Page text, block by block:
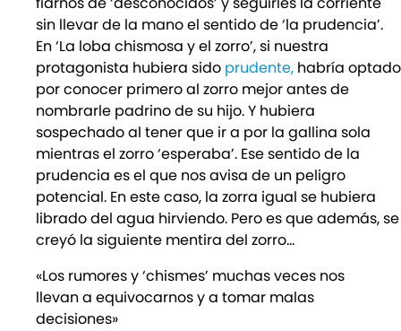
sin llevar de la mano el sentido de ‘la prudencia’.
En ‘La loba chismosa y el zorro’, si nuestra
protagonista hubiera sido prudente, habría optado
por conocer primero al zorro mejor antes de
nombrarle padrino de su hijo. Y hubiera
sospechado al tener que ir a por la gallina sola
mientras el zorro ‘esperaba’. Ese sentido de la
prudencia es el que nos avisa de un peligro
potencial. En este caso, la zorra igual se hubiera
librado del agua hirviendo. Pero es que además, se
creyó la siguiente mentira del zorro…
«Los rumores y ‘chismes’ muchas veces nos
llevan a equivocarnos y a tomar malas
decisiones»